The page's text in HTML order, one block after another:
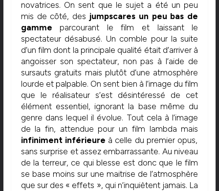
novatrices. On sent que le sujet a été un peu
mis de côté, des jumpscares un peu bas de
gamme parcourant le film et laissant le
spectateur désabusé. Un comble pour la suite
d’un film dont la principale qualité était d’arriver à
angoisser son spectateur, non pas à l’aide de
sursauts gratuits mais plutôt d’une atmosphère
lourde et palpable. On sent bien à l’image du film
que le réalisateur s’est désintéressé de cet
élément essentiel, ignorant la base même du
genre dans lequel il évolue. Tout cela à l’image
de la fin, attendue pour un film lambda mais
infiniment inférieure à celle du premier opus,
sans surprise et assez embarrassante. Au niveau
de la terreur, ce qui blesse est donc que le film
se base moins sur une maitrise de l’atmosphère
que sur des « effets », qui n’inquiètent jamais. La